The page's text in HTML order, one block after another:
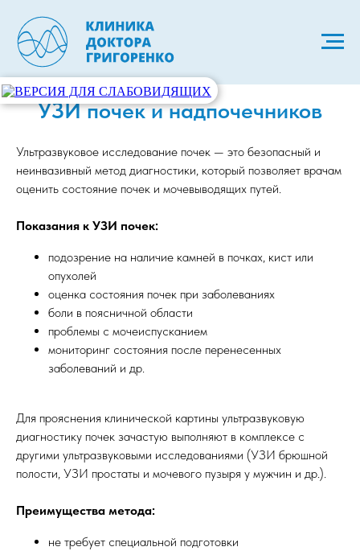
УЗИ почек и надпочечников
Ультразвуковое исследование почек — это безопасный и
неинвазивный метод диагностики, который позволяет врачам
оценить состояние почек и мочевыводящих путей.
Показания к УЗИ почек:
подозрение на наличие камней в почках, кист или
опухолей
оценка состояния почек при заболеваниях
боли в поясничной области
проблемы с мочеиспусканием
мониторинг состояния после перенесенных
заболеваний и др.
Для прояснения клинической картины ультразвуковую
диагностику почек зачастую выполняют в комплексе с
другими ультразвуковыми исследованиями (УЗИ брюшной
полости, УЗИ простаты и мочевого пузыря у мужчин и др.).
Преимущества метода:
не требует специальной подготовки